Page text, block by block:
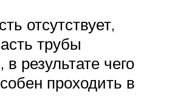
отсутствует,
трубы
в результате чего
проходить в